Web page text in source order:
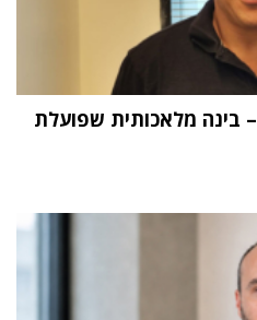
"העתיד הוא Physical AI – בינה מלאכותית שפועלת